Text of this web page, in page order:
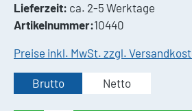
Lieferzeit: ca. 2-5 Werktage
Artikelnummer:10440
Preise inkl. MwSt. zzgl.
Brutto Netto